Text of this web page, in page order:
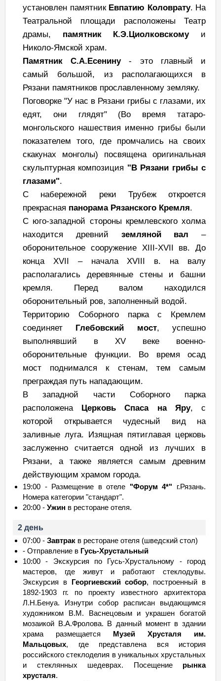
установлен памятник Евпатию Коловрату. На
Театральной площади расположены Театр
драмы, памятник К.Э.Циолковскомуи
Николо-Ямской храм.
Памятник С.А.Есенину- это главный и
самый большой, из располагающихся в
Рязани памятников прославленному земляку.
Поговорке "У нас в Рязани грибы с глазами, их
едят, они глядят" (Во время татаро-
монгольского нашествия именно грибы были
показателем того, где промчались на своих
скакунах монголы) посвящена оригинальная
скульптурная композиция "В Рязани грибы с
глазами".
С набережной реки Трубеж откроется
прекрасная панорама Рязанского Кремля.
С юго-западной стороны кремлевского холма
находится древний земляной вал –
оборонительное сооружение XIII-XVII вв. До
конца XVII – начала XVIII в. на валу
располагались деревянные стены и башни
кремля. Перед валом находился
оборонительный ров, заполненный водой.
Территорию Соборного парка с Кремлем
соединяет Глебовский мост, успешно
выполнявший в XV веке военно-
оборонительные функции. Во время осад
мост поднимался к стенам, тем самым
преграждая путь нападающим.
В западной части Соборного парка
расположена Церковь Спаса на Яру, с
которой открывается чудесный вид на
заливные луга. Изящная пятиглавая церковь
заслуженно считается одной из лучших в
Рязани, а также является самым древним
действующим храмом города.
19:00 - Размещение в отеле "Форум 4*" г.Рязань.
Номера категории "стандарт".
20:00 - Ужин в ресторане отеля.
2 день
07:00 - Завтрак в ресторане отеля (шведский стол)
- Отправление в Гусь-Хрустальный
10:00 - Экскурсия по Гусь-Хрустальному - город
мастеров, где живут и работают стеклодувы.
Экскурсия в Георгиевский собор, построенный в
1892-1903 гг. по проекту известного архитектора
Л.Н.Бенуа. Изнутри собор расписан выдающимся
художником В.М. Васнецовым и украшен богатой
мозаикой В.А.Фролова. В данный момент в здании
храма размещается Музей Хрусталя им.
Мальцовых, где представлена вся история
российского стеклоделия в уникальных хрустальных
и стеклянных шедеврах. Посещение рынка
хрусталя.